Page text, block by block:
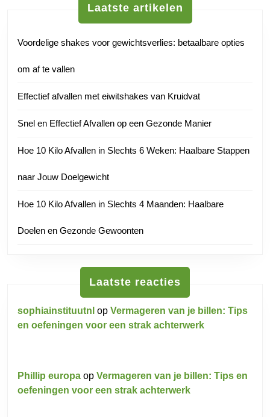
Laatste artikelen
Voordelige shakes voor gewichtsverlies: betaalbare opties
om af te vallen
Effectief afvallen met eiwitshakes van Kruidvat
Snel en Effectief Afvallen op een Gezonde Manier
Hoe 10 Kilo Afvallen in Slechts 6 Weken: Haalbare Stappen
naar Jouw Doelgewicht
Hoe 10 Kilo Afvallen in Slechts 4 Maanden: Haalbare
Doelen en Gezonde Gewoonten
Laatste reacties
sophiainstituutnl op Vermageren van je billen: Tips
en oefeningen voor een strak achterwerk
Phillip europa op Vermageren van je billen: Tips en
oefeningen voor een strak achterwerk